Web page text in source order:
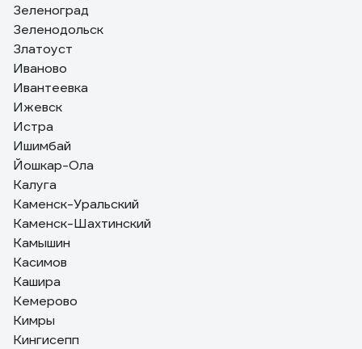
Зеленоград
Зеленодольск
Златоуст
Иваново
Ивантеевка
Ижевск
Истра
Ишимбай
Йошкар-Ола
Калуга
Каменск-Уральский
Каменск-Шахтинский
Камышин
Касимов
Кашира
Кемерово
Кимры
Кингисепп